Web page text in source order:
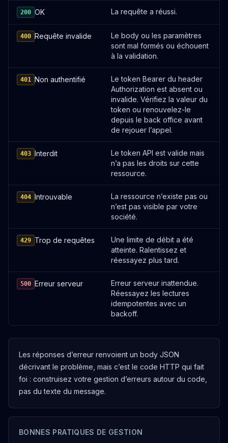
GET
Search bots
OUVRIR
OUVRIR
Create bots in bulk
/bots/bulk
PUT
/bots/bulk
OUVRIR
OUVRIR
GET
Get bot configuration info
/bots/info
200 OK La requête a réussi.
400 Requête invalide
Le body ou les paramètres
sont mal formés ou échouent
à la validation.
401 Non authentifié
Le token Bearer du header
Authorization est absent ou
invalide. Vérifiez la valeur du
token ou renouvelez-le
depuis le back office avant
de rejouer l’appel.
403 Interdit
Le token API est valide mais
n’a pas les droits sur cette
ressource.
404 Introuvable
La ressource n’existe pas ou
n’est pas visible par votre
société.
429 Trop de requêtes
Une limite de débit a été
atteinte. Ralentissez et
réessayez plus tard.
500 Erreur serveur
Erreur serveur inattendue.
Réessayez les lectures
idempotentes avec un
backoff.
Les réponses d’erreur renvoient un body JSON
décrivant le problème, mais c’est le code HTTP qui fait
foi : construisez votre gestion d’erreurs autour du code,
pas du texte du message.
BONNES PRATIQUES DE GESTION